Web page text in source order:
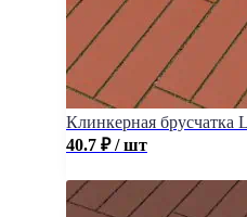
Клинкерная брусчатка
40.7 ₽ / шт